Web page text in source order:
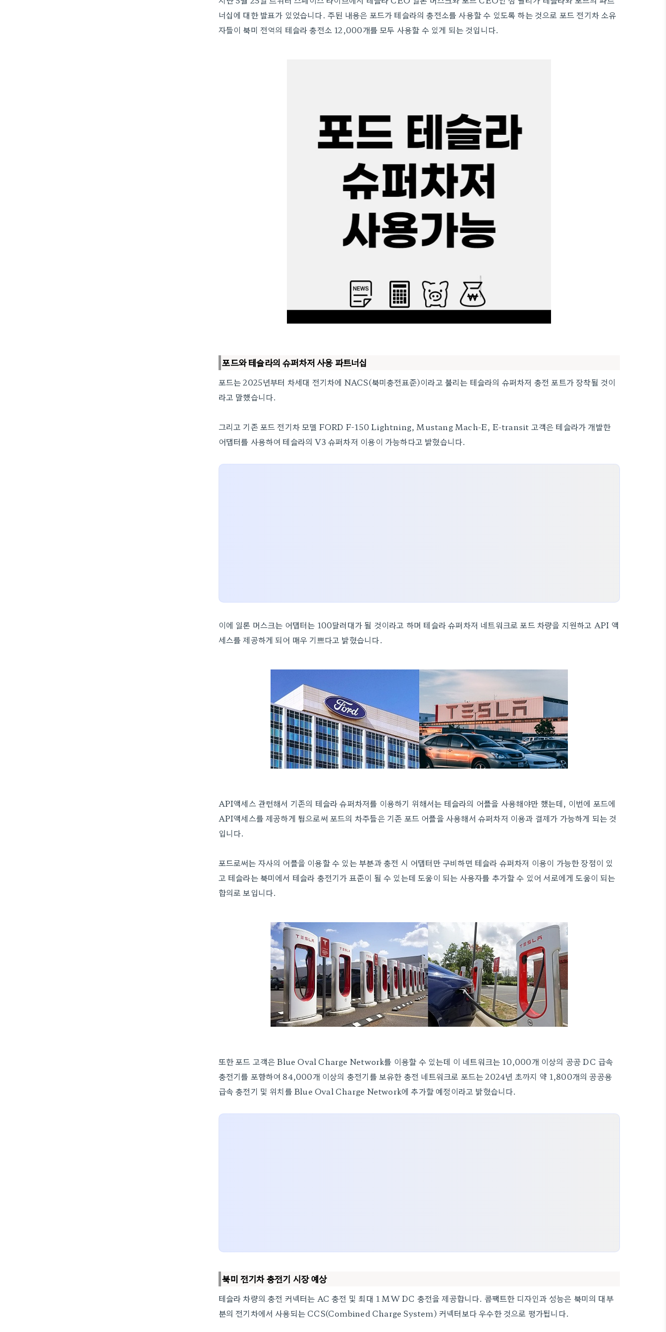
너십에 대한 발표가 있었습니다. 주된 내용은 포드가 테슬라의 충전소를 사용할 수 있도록 하는 것으로 포드 전기차 소유
자들이 북미 전역의 테슬라 충전소 12,000개를 모두 사용할 수 있게 되는 것입니다.
포드와 테슬라의 슈퍼차저 사용 파트너십
포드는 2025년부터 차세대 전기차에 NACS(북미충전표준)이라고 불리는 테슬라의 슈퍼차저 충전 포트가 장착될 것이
라고 말했습니다.
그리고 기존 포드 전기차 모델 FORD F-150 Lightning, Mustang Mach-E, E-transit 고객은 테슬라가 개발한
어댑터를 사용하여 테슬라의 V3 슈퍼차저 이용이 가능하다고 밝혔습니다.
이에 일론 머스크는 어댑터는 100달러대가 될 것이라고 하며 테슬라 슈퍼차저 네트워크로 포드 차량을 지원하고 API 액
세스를 제공하게 되어 매우 기쁘다고 밝혔습니다.
API액세스 관련해서 기존의 테슬라 슈퍼차저를 이용하기 위해서는 테슬라의 어플을 사용해야만 했는데, 이번에 포드에
API액세스를 제공하게 됨으로써 포드의 차주들은 기존 포드 어플을 사용해서 슈퍼차저 이용과 결제가 가능하게 되는 것
입니다.
포드로써는 자사의 어플을 이용할 수 있는 부분과 충전 시 어댑터만 구비하면 테슬라 슈퍼차저 이용이 가능한 장점이 있
고 테슬라는 북미에서 테슬라 충전기가 표준이 될 수 있는데 도움이 되는 사용자를 추가할 수 있어 서로에게 도움이 되는
합의로 보입니다.
또한 포드 고객은 Blue Oval Charge Network를 이용할 수 있는데 이 네트워크는 10,000개 이상의 공공 DC 급속
충전기를 포함하여 84,000개 이상의 충전기를 보유한 충전 네트워크로 포드는 2024년 초까지 약 1,800개의 공공용
급속 충전기 및 위치를 Blue Oval Charge Network에 추가할 예정이라고 밝혔습니다.
북미 전기차 충전기 시장 예상
테슬라 차량의 충전 커넥터는 AC 충전 및 최대 1 MW DC 충전을 제공합니다. 콤팩트한 디자인과 성능은 북미의 대부
분의 전기차에서 사용되는 CCS(Combined Charge System) 커넥터보다 우수한 것으로 평가됩니다.